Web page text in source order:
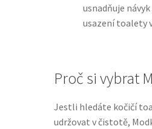
usnadňuje
usazení toalety
Proč si vybrat
Jestli hledáte kočičí
udržovat v čistotě,